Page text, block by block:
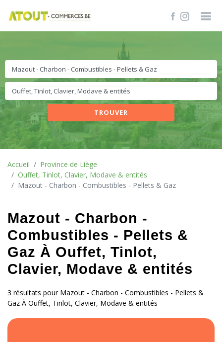
TROUVER
Accueil
Province de Liège
Ouffet, Tinlot, Clavier, Modave & entités
Mazout - Charbon - Combustibles - Pellets & Gaz
Mazout - Charbon -
Combustibles - Pellets &
Gaz À Ouffet, Tinlot,
Clavier, Modave & entités
3 résultats pour Mazout - Charbon - Combustibles - Pellets &
Gaz À Ouffet, Tinlot, Clavier, Modave & entités